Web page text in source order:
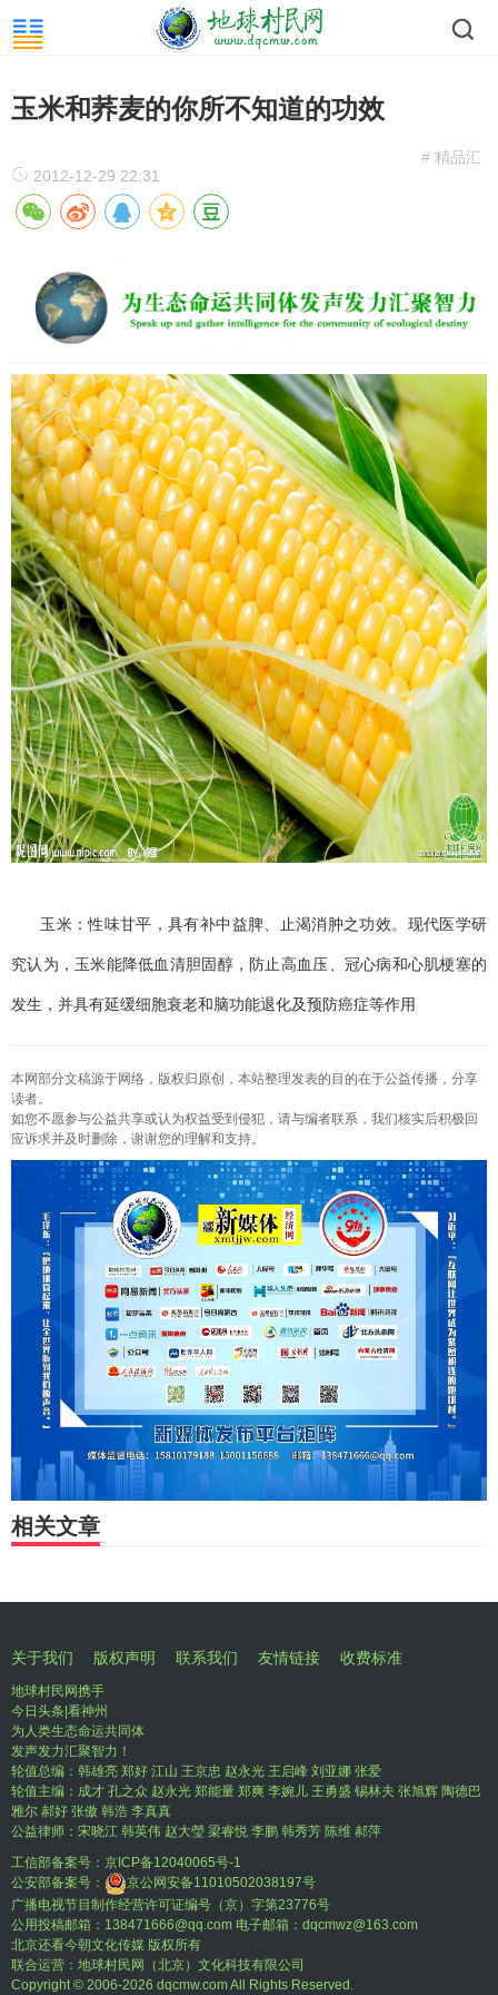
玉米和荞麦的你所不知道的功效
# 精品汇
2012-12-29 22:31
玉米：性味甘平，具有补中益脾、止渴消肿之功效。现代医学研
究认为，玉米能降低血清胆固醇，防止高血压、冠心病和心肌梗塞的
发生，并具有延缓细胞衰老和脑功能退化及预防癌症等作用
本网部分文稿源于网络，版权归原创，本站整理发表的目的在于公益传播，分享
读者。
如您不愿参与公益共享或认为权益受到侵犯，请与编者联系，我们核实后积极回
应诉求并及时删除，谢谢您的理解和支持。
相关文章
关于我们 版权声明 联系我们 友情链接 收费标准
地球村民网携手
今日头条|看神州
为人类生态命运共同体
发声发力汇聚智力！
轮值总编：韩雄亮 郑好 江山 王京忠 赵永光 王启峰 刘亚娜 张爱
轮值主编：成才 孔之众 赵永光 郑能量 郑爽 李婉儿 王勇盛 锡林夫 张旭辉 陶德巴
雅尔 郝好 张傲 韩浩 李真真
公益律师：宋晓江 韩英伟 赵大瑩 梁睿悦 李鹏 韩秀芳 陈维 郝萍
工信部备案号： 京ICP备12040065号-1
公安部备案号：
京公网安备11010502038197号
广播电视节目制作经营许可证编号（京）字第23776号
公用投稿邮箱：138471666@qq.com 电子邮箱：dqcmwz@163.com
北京还看今朝文化传媒 版权所有
联合运营：地球村民网（北京）文化科技有限公司
Copyright © 2006-2026 dqcmw.com All Rights Reserved.